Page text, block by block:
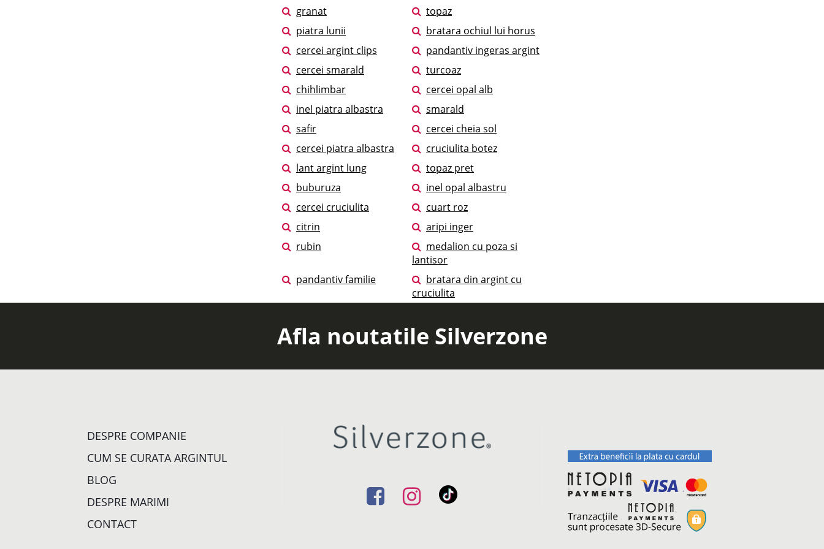
granat
topaz
piatra lunii
bratara ochiul lui horus
cercei argint clips
pandantiv ingeras argint
cercei smarald
turcoaz
chihlimbar
cercei opal alb
inel piatra albastra
smarald
safir
cercei cheia sol
cercei piatra albastra
cruciulita botez
lant argint lung
topaz pret
buburuza
inel opal albastru
cercei cruciulita
cuart roz
citrin
aripi inger
rubin
medalion cu poza si
lantisor
pandantiv familie
bratara din argint cu
cruciulita
Afla noutatile Silverzone
DESPRE COMPANIE
CUM SE CURATA ARGINTUL
BLOG
DESPRE MARIMI
CONTACT